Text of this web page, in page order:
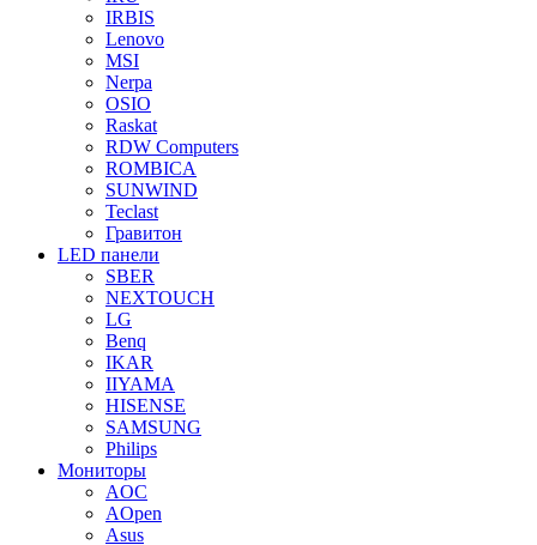
IRBIS
Lenovo
MSI
Nerpa
OSIO
Raskat
RDW Computers
ROMBICA
SUNWIND
Teclast
Гравитон
LED панели
SBER
NEXTOUCH
LG
Benq
IKAR
IIYAMA
HISENSE
SAMSUNG
Philips
Мониторы
AOC
AOpen
Asus